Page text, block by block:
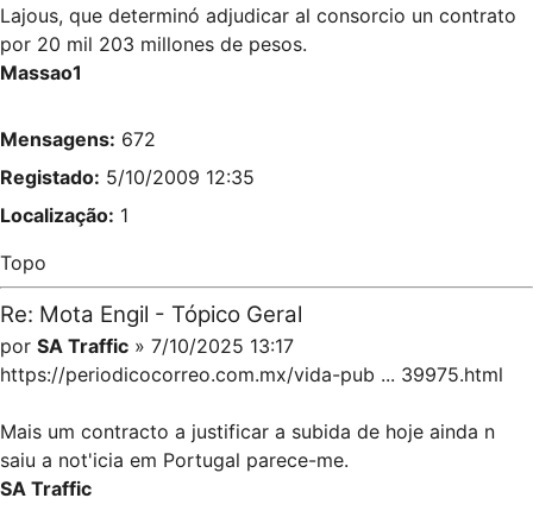
Lajous, que determinó adjudicar al consorcio un contrato
por 20 mil 203 millones de pesos.
Massao1
Mensagens: 672
Registado: 5/10/2009 12:35
Localização: 1
Topo
Re: Mota Engil - Tópico Geral
por SA Traffic » 7/10/2025 13:17
https://periodicocorreo.com.mx/vida-pub ... 39975.html
Mais um contracto a justificar a subida de hoje ainda n
saiu a not'icia em Portugal parece-me.
SA Traffic